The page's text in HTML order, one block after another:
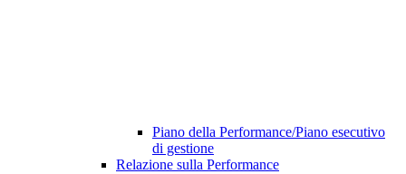
Piano della Performance/Piano esecutivo
di gestione
Relazione sulla Performance